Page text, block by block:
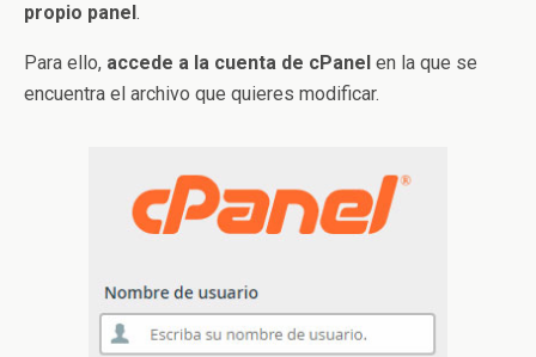
propio panel.
Para ello, accede a la cuenta de cPanel en la que se
encuentra el archivo que quieres modificar.